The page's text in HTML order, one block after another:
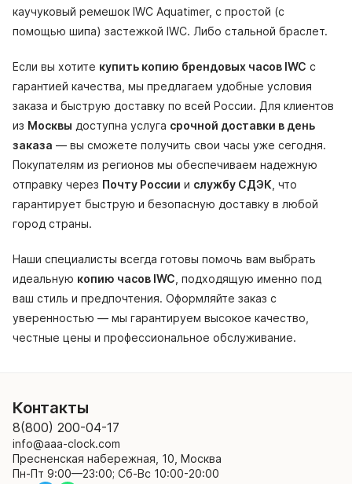
каучуковый ремешок IWC Aquatimer, с простой (с
помощью шипа) застежкой IWC. Либо стальной браслет.
Если вы хотите купить копию брендовых часов IWC с
гарантией качества, мы предлагаем удобные условия
заказа и быструю доставку по всей России. Для клиентов
из Москвы доступна услуга срочной доставки в день
заказа — вы сможете получить свои часы уже сегодня.
Покупателям из регионов мы обеспечиваем надежную
отправку через Почту России и службу СДЭК , что
гарантирует быструю и безопасную доставку в любой
город страны.
Наши специалисты всегда готовы помочь вам выбрать
идеальную копию часов IWC , подходящую именно под
ваш стиль и предпочтения. Оформляйте заказ с
уверенностью — мы гарантируем высокое качество,
честные цены и профессиональное обслуживание.
Контакты
8(800) 200-04-17
info@aaa-clock.com
Пресненская набережная, 10, Москва
Пн-Пт 9:00—23:00; Сб-Вс 10:00-20:00